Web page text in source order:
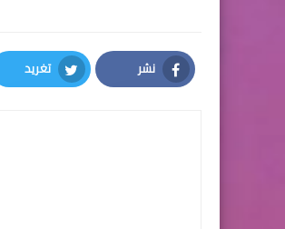
نشر
Facebook
تغريد
Twitter